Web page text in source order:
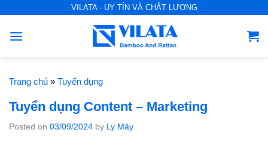
VILATA - UY TÍN VÀ CHẤT LƯỢNG
Trang chủ » Tuyển dụng
Tuyển dụng Content – Marketing
Posted on 03/09/2024 by Ly Mây